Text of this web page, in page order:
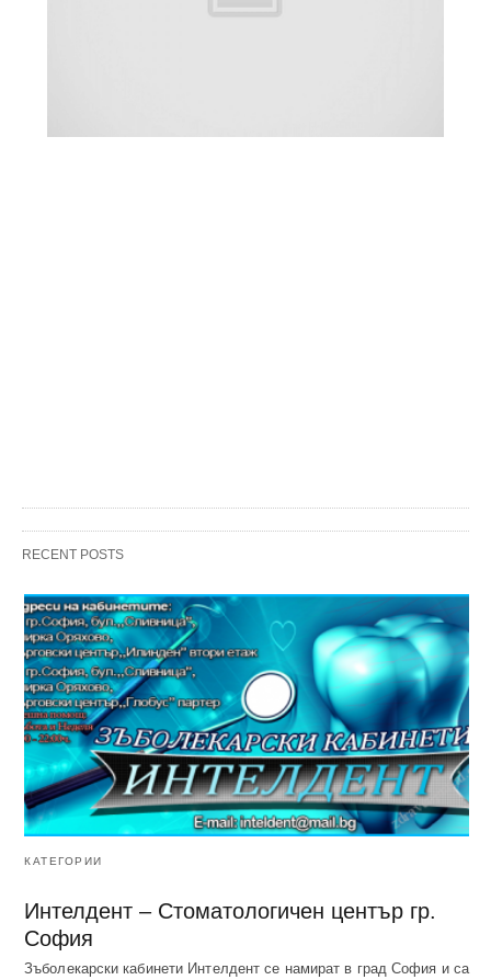
RECENT POSTS
КАТЕГОРИИ
Интелдент – Стоматологичен център гр.
София
Зъболекарски кабинети Интелдент се намират в град София и са